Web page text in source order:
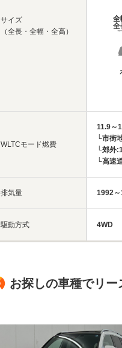
サイズ
（全長・全幅・全高）
WLTCモード燃費
排気量
駆動方式
全
全
11.9～
└市街
└郊外
└高速
1992
4WD
お探しの車種でリー